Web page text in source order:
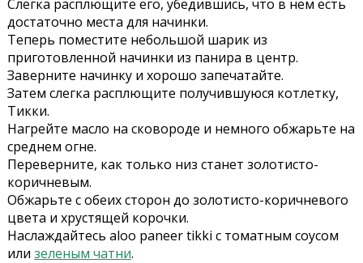
Слегка расплющите его, убедившись, что в нем есть
достаточно места для начинки.
Теперь поместите небольшой шарик из
приготовленной начинки из панира в центр.
Заверните начинку и хорошо запечатайте.
Затем слегка расплющите получившуюся котлетку,
Тикки.
Нагрейте масло на сковороде и немного обжарьте на
среднем огне.
Переверните, как только низ станет золотисто-
коричневым.
Обжарьте с обеих сторон до золотисто-коричневого
цвета и хрустящей корочки.
Наслаждайтесь aloo paneer tikki с томатным соусом
или зеленым чатни.